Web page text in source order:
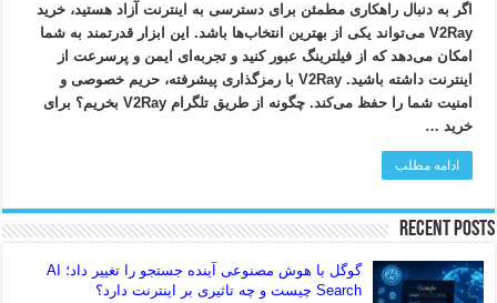
اگر به دنبال راهکاری مطمئن برای دسترسی به اینترنت آزاد هستید، خرید
V2Ray می‌تواند یکی از بهترین انتخاب‌ها باشد. این ابزار قدرتمند به شما
امکان می‌دهد که از فیلترینگ عبور کنید و تجربه‌ای ایمن و پرسرعت از
اینترنت داشته باشید. V2Ray با رمزگذاری پیشرفته، حریم خصوصی و
امنیت شما را حفظ می‌کند. چگونه از طریق تلگرام V2Ray بخریم؟ برای
خرید …
ادامه مطلب
Recent Posts
گوگل با هوش مصنوعی آینده جستجو را تغییر داد؛ AI
Search چیست و چه تاثیری بر اینترنت دارد؟